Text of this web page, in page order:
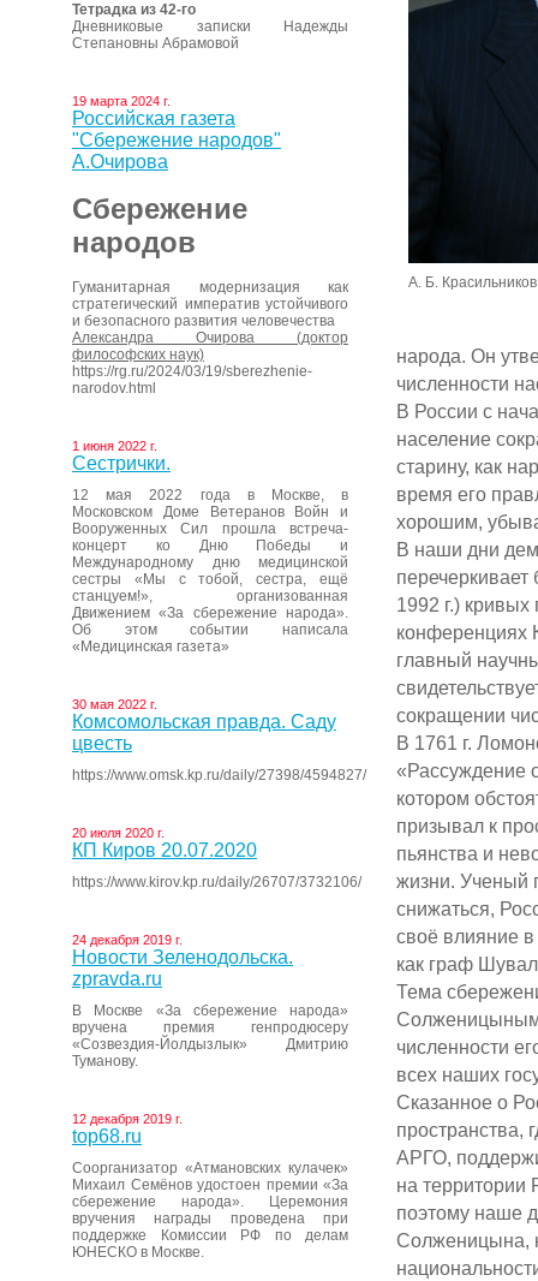
Тетрадка из 42-го
Дневниковые записки Надежды
Степановны Абрамовой
19 марта 2024 г.
Российская газета
"Сбережение народов"
А.Очирова
Сбережение
народов
Гуманитарная модернизация как
стратегический императив устойчивого
и безопасного развития человечества
Александра Очирова (доктор
философских наук)
https://rg.ru/2024/03/19/sberezhenie-
narodov.html
1 июня 2022 г.
Сестрички.
12 мая 2022 года в Москве, в
Московском Доме Ветеранов Войн и
Вооруженных Сил прошла встреча-
концерт ко Дню Победы и
Международному дню медицинской
сестры «Мы с тобой, сестра, ещё
станцуем!», организованная
Движением «За сбережение народа».
Об этом событии написала
«Медицинская газета»
30 мая 2022 г.
Комсомольская правда. Саду
цвесть
https://www.omsk.kp.ru/daily/27398/4594827/
20 июля 2020 г.
КП Киров 20.07.2020
https://www.kirov.kp.ru/daily/26707/3732106/
24 декабря 2019 г.
Новости Зеленодольска.
zpravda.ru
В Москве «За сбережение народа»
вручена премия генпродюсеру
«Созвездия-Йолдызлык» Дмитрию
Туманову.
12 декабря 2019 г.
top68.ru
Соорганизатор «Атмановских кулачек»
Михаил Семёнов удостоен премии «За
сбережение народа». Церемония
вручения награды проведена при
поддержке Комиссии РФ по делам
ЮНЕСКО в Москве.
А. Б. Красильников
народа. Он
численности
В России с
население
старину, как
время его
хорошим,
В наши дни
1992 г.)
конференциях
главный
сокращении
В 1761 г.
«Рассуждение
котором
призывал к
пьянства и
жизни. Ученый
снижаться,
своё влияние
как граф
Тема
численности
всех наших
Сказанное о
пространства,
АРГО,
на территории
поэтому наше
Солженицына,